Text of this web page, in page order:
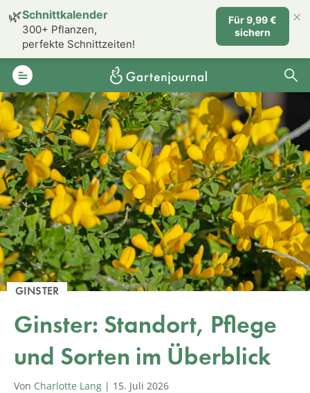
GINSTER
Ginster: Standort, Pflege
und Sorten im Überblick
Von Charlotte Lang | 15. Juli 2026
🌿Schnittkalender
300+ Pflanzen,
perfekte Schnittzeiten!
Für 9,99 €
sichern
×